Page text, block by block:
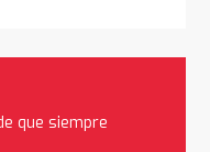
que siempre